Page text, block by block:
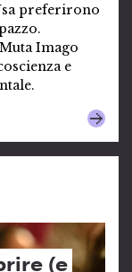
preferirono
Imago
e
(e